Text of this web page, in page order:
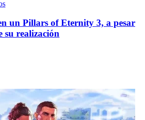
un Pillars of Eternity 3, a pesar
su realización